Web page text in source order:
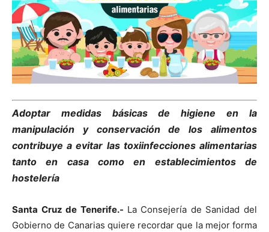
Adoptar medidas básicas de higiene en la
manipulación y conservación de los alimentos
contribuye a evitar las toxiinfecciones alimentarias
tanto en casa como en establecimientos de
hostelería
Santa Cruz de Tenerife.- La Consejería de Sanidad del
Gobierno de Canarias quiere recordar que la mejor forma